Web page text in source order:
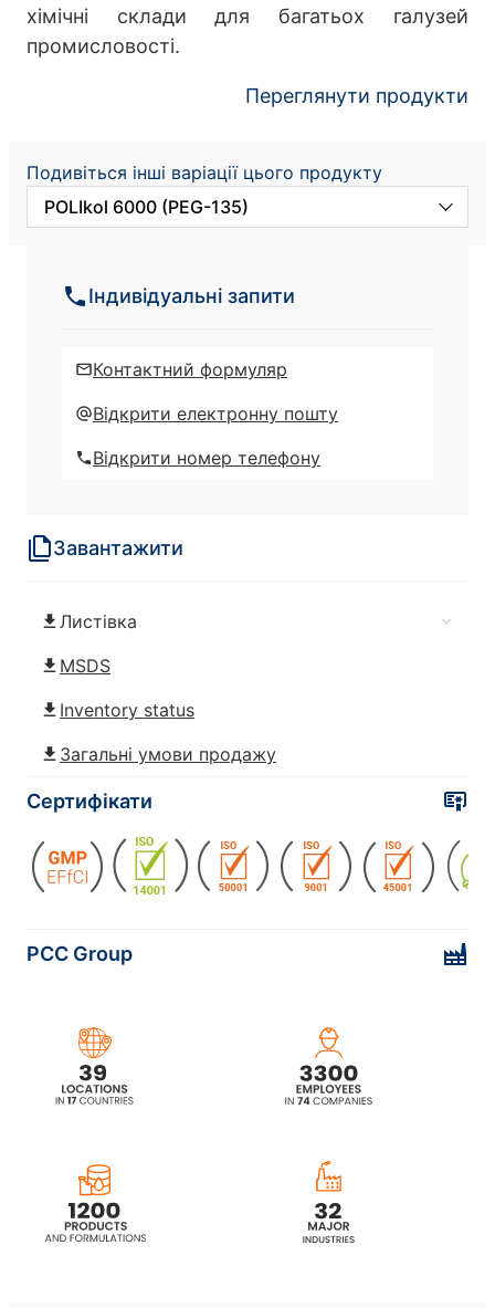
Завантажити
Листівка
MSDS
Inventory status
Загальні умови продажу
Сертифікати
PCC Group
хімічні склади для багатьох галузей
промисловості.
Переглянути продукти
Подивіться інші варіації цього продукту
POLIkol 6000 (PEG-135)
POLIkol 1500 ПЛАСТІВЦІ (PEG-32)
POLIkol 2000 (PEG-45)
ПЛАСТІВЦІ POLIkol 2000 (PEG-45)
POLIkol 300 (PEG-6)
POLIkol 3000 ПЛАСТІВЦІ (PEG-60)
POLIkol 4500 ПЛАСТІВЦІ (PEG-100)
POLIkol 800 (PEG-16)
Індивідуальні запити
Контактний формуляр
Відкрити електронну пошту
Відкрити номер телефону